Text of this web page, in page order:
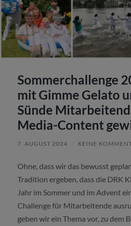
Sommerchallenge
mit Gimme Gelato
Sünde
Media-Content
7. AUGUST 2024 KEINE
Ohne, dass wir das bewusst
Tradition ergeben, dass die DRK
Jahr im Sommer und im Advent
Challenge für Mitarbeitende
geben wir ein Thema vor, zu dem